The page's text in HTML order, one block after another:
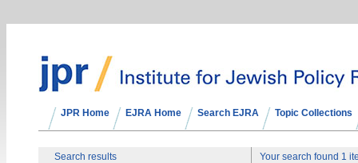
JPR Home EJRA Home Search EJRA Topic Collections
Search results Your search found 1